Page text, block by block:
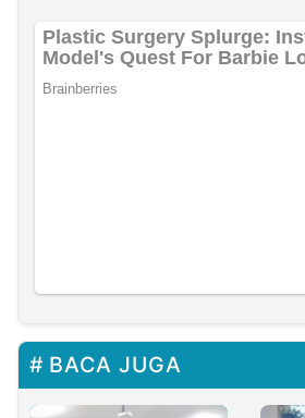
BACA JUGA